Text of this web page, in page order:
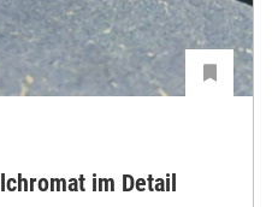
im Detail